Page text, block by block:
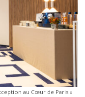
au Cœur de Paris »